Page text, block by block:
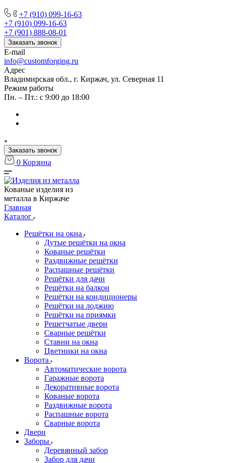
+7 (910) 099-16-63
+7 (910) 099-16-63
+7 (901) 888-08-01
Заказать звонок
E-mail
info@customforging.ru
Адрес
Владимирская обл., г. Киржач, ул. Северная 11
Режим работы
Пн. – Пт.: с 9:00 до 18:00
Заказать звонок
0 Корзина
Кованые изделия из
металла в Киржаче
Главная
Каталог
Решётки на окна
Дутые решётки на окна
Кованые решётки
Раздвижные решётки
Распашные решётки
Решётки для дачи
Решётки на балкон
Решётки на кондиционеры
Решётки на лоджию
Решётки на приямки
Решетчатые двери
Сварные решётки
Ставни на окна
Цветники на окна
Ворота
Автоматические ворота
Гаражные ворота
Декоративные ворота
Кованые ворота
Раздвижные ворота
Распашные ворота
Сварные ворота
Двери
Заборы
Деревянный забор
Забор для дачи